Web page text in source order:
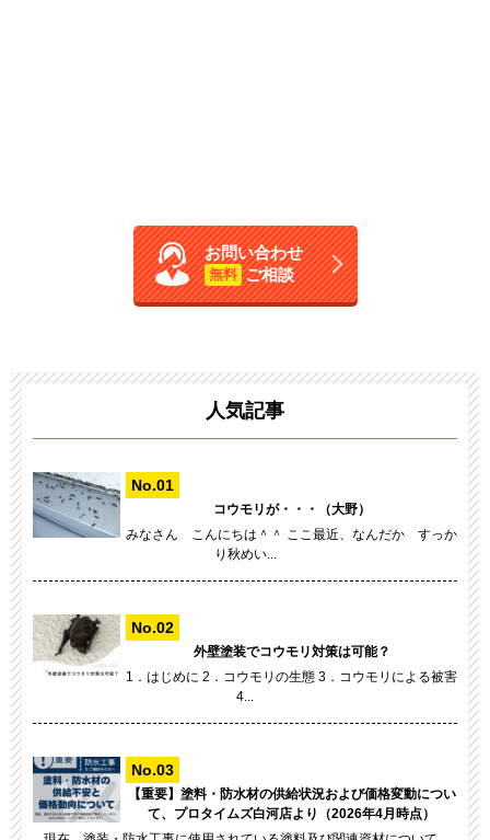
お問い合わせ
無料 ご相談
人気記事
コウモリが・・・（大野）
みなさん こんにちは＾＾ ここ最近、なんだか すっか
り秋めい...
外壁塗装でコウモリ対策は可能？
1．はじめに 2．コウモリの生態 3．コウモリによる被害
4...
【重要】塗料・防水材の供給状況および価格変動につい
て、プロタイムズ白河店より（2026年4月時点）